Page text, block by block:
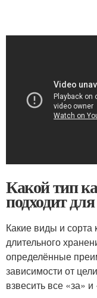
Какой тип
подходит
Какие виды и сорта
длительного
определённые
зависимости от
взвесить все «за»